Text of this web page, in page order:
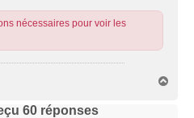
nécessaires pour voir les
60réponses